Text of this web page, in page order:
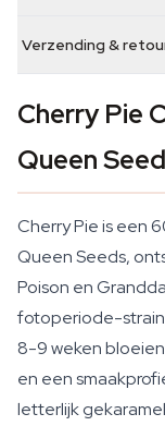
Verzending &
Cherry Pie
Queen
Cherry Pie is een
Queen Seeds,
Poison en
fotoperiode-
8-9 weken
en een
letterlijk